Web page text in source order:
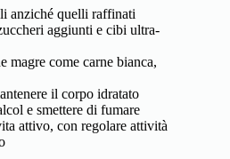
anziché quelli raffinati
aggiunti e cibi ultra-
magre come carne bianca,
il corpo idratato
e smettere di fumare
attivo, con regolare attività